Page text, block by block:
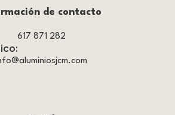
de contacto
617 871 282